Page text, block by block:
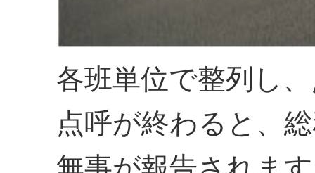
各班単位で整列し
点呼が終わると、